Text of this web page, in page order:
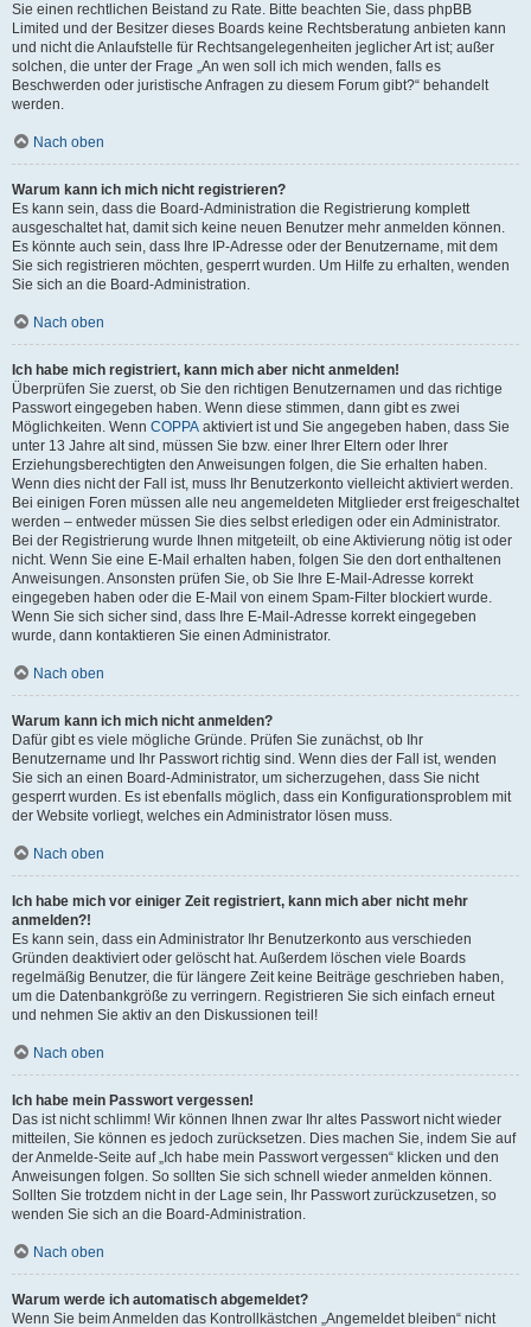
Sie einen rechtlichen Beistand zu Rate. Bitte beachten Sie, dass phpBB
Limited und der Besitzer dieses Boards keine Rechtsberatung anbieten kann
und nicht die Anlaufstelle für Rechtsangelegenheiten jeglicher Art ist; außer
solchen, die unter der Frage „An wen soll ich mich wenden, falls es
Beschwerden oder juristische Anfragen zu diesem Forum gibt?“ behandelt
werden.
Nach oben
Warum kann ich mich nicht registrieren?
Es kann sein, dass die Board-Administration die Registrierung komplett
ausgeschaltet hat, damit sich keine neuen Benutzer mehr anmelden können.
Es könnte auch sein, dass Ihre IP-Adresse oder der Benutzername, mit dem
Sie sich registrieren möchten, gesperrt wurden. Um Hilfe zu erhalten, wenden
Sie sich an die Board-Administration.
Nach oben
Ich habe mich registriert, kann mich aber nicht anmelden!
Überprüfen Sie zuerst, ob Sie den richtigen Benutzernamen und das richtige
Passwort eingegeben haben. Wenn diese stimmen, dann gibt es zwei
Möglichkeiten. Wenn COPPA aktiviert ist und Sie angegeben haben, dass Sie
unter 13 Jahre alt sind, müssen Sie bzw. einer Ihrer Eltern oder Ihrer
Erziehungsberechtigten den Anweisungen folgen, die Sie erhalten haben.
Wenn dies nicht der Fall ist, muss Ihr Benutzerkonto vielleicht aktiviert werden.
Bei einigen Foren müssen alle neu angemeldeten Mitglieder erst freigeschaltet
werden – entweder müssen Sie dies selbst erledigen oder ein Administrator.
Bei der Registrierung wurde Ihnen mitgeteilt, ob eine Aktivierung nötig ist oder
nicht. Wenn Sie eine E-Mail erhalten haben, folgen Sie den dort enthaltenen
Anweisungen. Ansonsten prüfen Sie, ob Sie Ihre E-Mail-Adresse korrekt
eingegeben haben oder die E-Mail von einem Spam-Filter blockiert wurde.
Wenn Sie sich sicher sind, dass Ihre E-Mail-Adresse korrekt eingegeben
wurde, dann kontaktieren Sie einen Administrator.
Nach oben
Warum kann ich mich nicht anmelden?
Dafür gibt es viele mögliche Gründe. Prüfen Sie zunächst, ob Ihr
Benutzername und Ihr Passwort richtig sind. Wenn dies der Fall ist, wenden
Sie sich an einen Board-Administrator, um sicherzugehen, dass Sie nicht
gesperrt wurden. Es ist ebenfalls möglich, dass ein Konfigurationsproblem mit
der Website vorliegt, welches ein Administrator lösen muss.
Nach oben
Ich habe mich vor einiger Zeit registriert, kann mich aber nicht mehr
anmelden?!
Es kann sein, dass ein Administrator Ihr Benutzerkonto aus verschieden
Gründen deaktiviert oder gelöscht hat. Außerdem löschen viele Boards
regelmäßig Benutzer, die für längere Zeit keine Beiträge geschrieben haben,
um die Datenbankgröße zu verringern. Registrieren Sie sich einfach erneut
und nehmen Sie aktiv an den Diskussionen teil!
Nach oben
Ich habe mein Passwort vergessen!
Das ist nicht schlimm! Wir können Ihnen zwar Ihr altes Passwort nicht wieder
mitteilen, Sie können es jedoch zurücksetzen. Dies machen Sie, indem Sie auf
der Anmelde-Seite auf „Ich habe mein Passwort vergessen“ klicken und den
Anweisungen folgen. So sollten Sie sich schnell wieder anmelden können.
Sollten Sie trotzdem nicht in der Lage sein, Ihr Passwort zurückzusetzen, so
wenden Sie sich an die Board-Administration.
Nach oben
Warum werde ich automatisch abgemeldet?
Wenn Sie beim Anmelden das Kontrollkästchen „Angemeldet bleiben“ nicht